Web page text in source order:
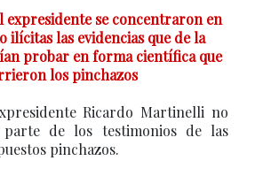
expresidente se concentraron en
ilícitas las evidencias que de la
probar en forma científica que
los pinchazos
Ricardo Martinelli no
de los testimonios de las
pinchazos.